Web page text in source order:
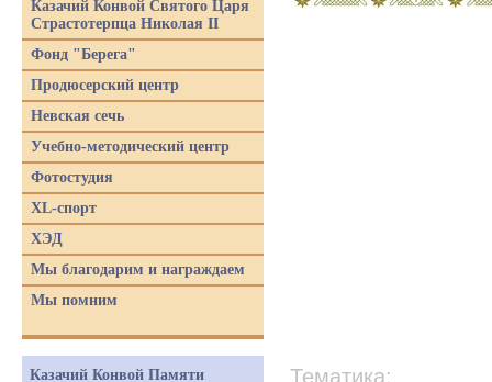
Тематика:
Казачий Конвой Святого Царя
Страстотерпца Николая II
Фонд "Берега"
Продюсерский центр
Невская сечь
Учебно-методический центр
Фотостудия
XL-спорт
ХЭД
Мы благодарим и награждаем
Мы помним
Казачий Конвой Памяти